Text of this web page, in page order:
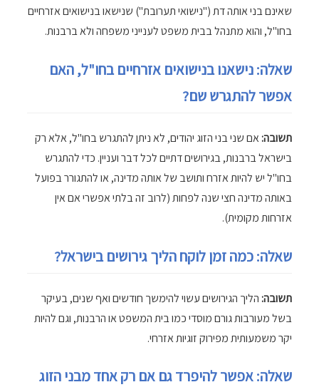
שאינם בני אותה דת ("נישואי תערובת") שנישאו בנישואים אזרחיים
בחו"ל, והוא מתנהל בבית משפט לענייני משפחה ולא ברבנות.
שאלה: נישאנו בנישואים אזרחיים בחו"ל, האם
אפשר להתגרש שם?
תשובה:אם שני בני הזוג יהודים, לא ניתן להתגרש בחו"ל, אלא רק
בישראל ברבנות, בגירושים דתיים לכל דבר ועניין. כדי להתגרש
בחו"ל יש להיות אזרח ותושב של אותה מדינה, או להתגורר בפועל
באותה מדינה חצי שנה לפחות (לרוב זה בלתי אפשרי אם אין
אזרחות מקומית).
שאלה: כמה זמן לוקח הליך גירושים בישראל?
תשובה:הליך הגירושים עשוי להימשך חודשים ואף שנים, בעיקר
בשל מעורבות גורם מוסדי כמו בית המשפט או הרבנות, וגם להיות
יקר משמעותית מפירוק זוגיות אזרחי.
שאלה: אפשר להיפרד גם אם רק אחד מבני הזוג